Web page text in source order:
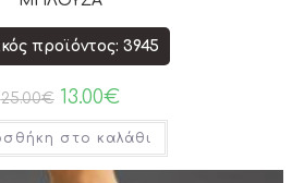
προϊόντος: 3945
25.00€ 13.00€
στο καλάθι